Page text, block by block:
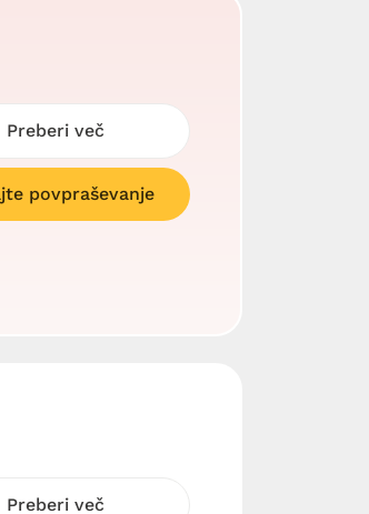
Preberi več
povpraševanje
Preberi več